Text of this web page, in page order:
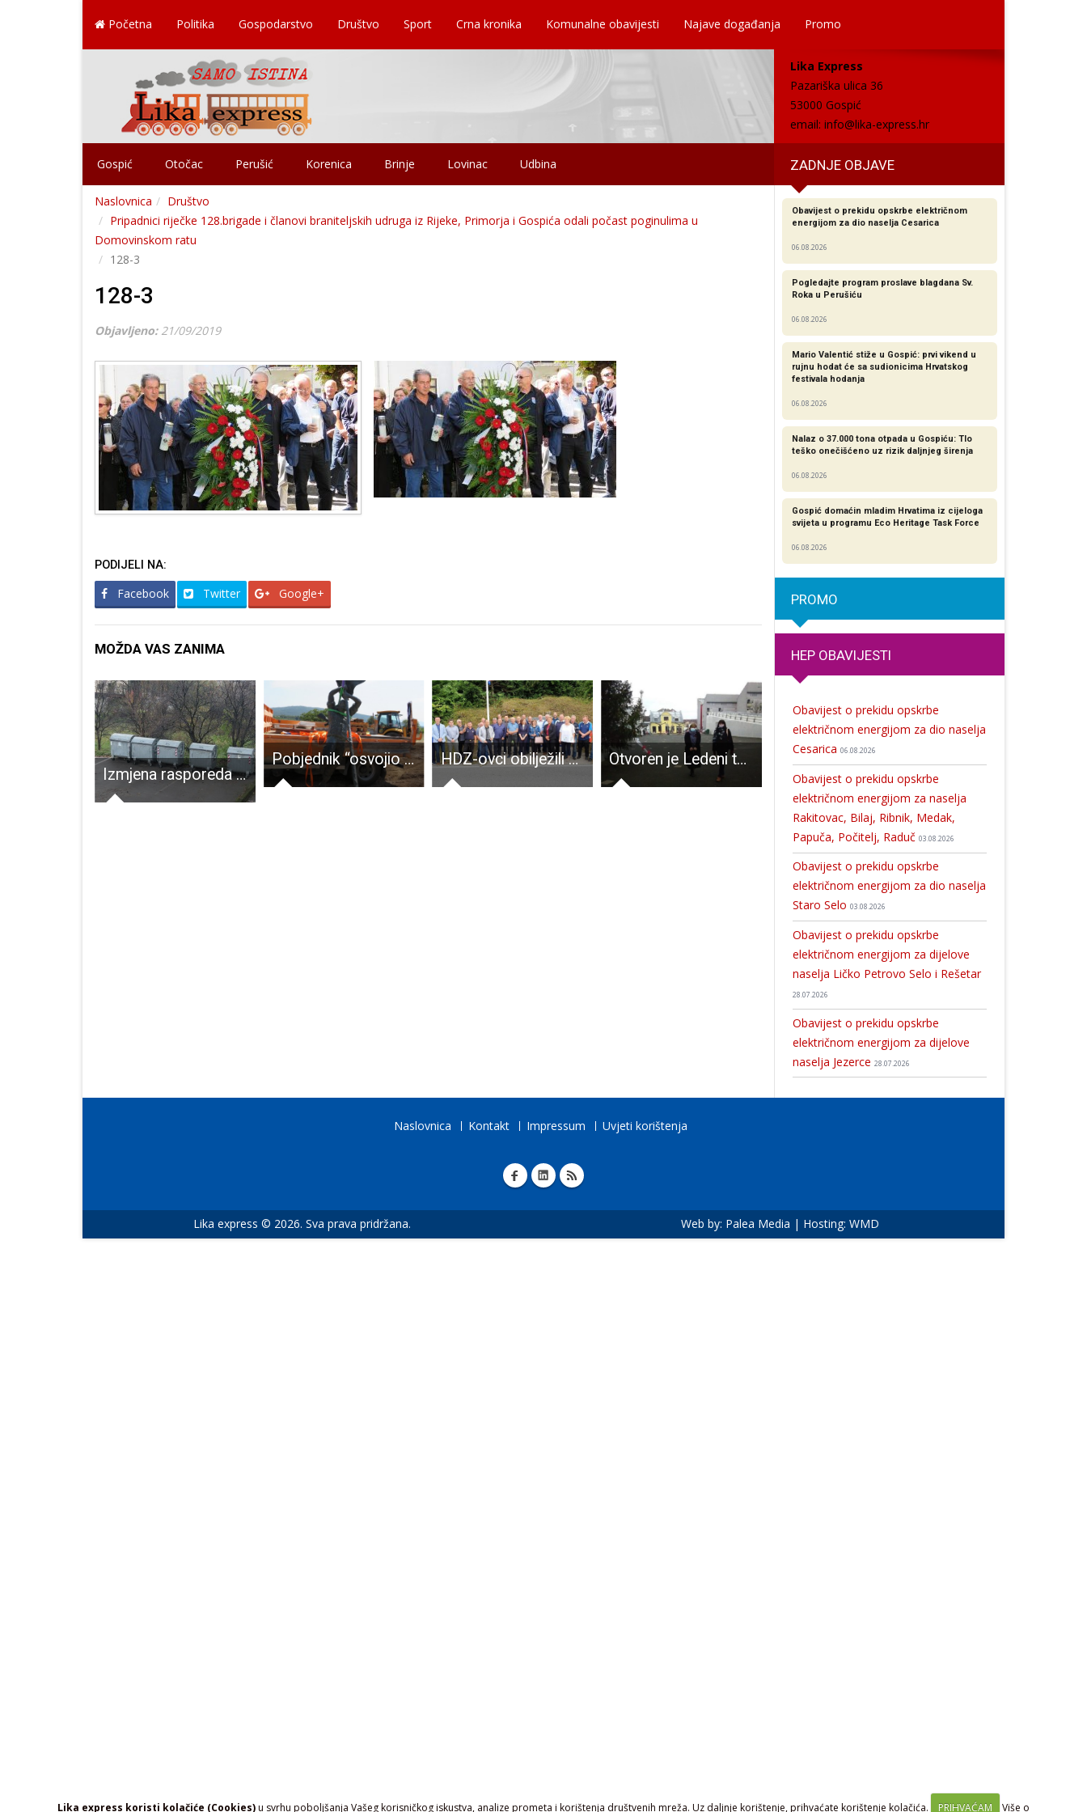
Lika express koristi kolačiće (Cookies)u svrhu poboljšanja Vašeg korisničkog iskustva, analize prometa i korištenja društvenih mreža. Uz daljnje korištenje, prihvaćate korištenje kolačića. PRIHVAĆAM Više o
Početna Politika Gospodarstvo Društvo Sport Crna kronika Komunalne obavijesti Najave događanja Promo
Lika Express
Pazariška ulica 36
53000 Gospić
email: info@lika-express.hr
Gospić Otočac Perušić Korenica Brinje Lovinac Udbina ZADNJE OBJAVE
Naslovnica
Društvo
Pripadnici riječke 128.brigade i članovi braniteljskih udruga iz Rijeke, Primorja i Gospića odali počast poginulima u
Domovinskom ratu
128-3
128-3
Objavljeno: 21/09/2019
PODIJELI NA:
Facebook Twitter Google+
MOŽDA VAS ZANIMA
Izmjena rasporeda odvoza mješanog komunalnog otpada
Pobjednik “osvojio ” Ljubovo!!! HDZ-ovci obilježili Velebitski ustanak Otvoren je Ledeni tobogan – 30 m duga zimska atrakcija koju do sada nismo imali prilike vidjeti u Gospiću.
Obavijest o prekidu opskrbe električnom
energijom za dio naselja Cesarica
06.08.2026
Pogledajte program proslave blagdana Sv.
Roka u Perušiću
06.08.2026
Mario Valentić stiže u Gospić: prvi vikend u
rujnu hodat će sa sudionicima Hrvatskog
festivala hodanja
06.08.2026
Nalaz o 37.000 tona otpada u Gospiću: Tlo
teško onečišćeno uz rizik daljnjeg širenja
06.08.2026
Gospić domaćin mladim Hrvatima iz cijeloga
svijeta u programu Eco Heritage Task Force
06.08.2026
PROMO
HEP OBAVIJESTI
Obavijest o prekidu opskrbe
električnom energijom za dio naselja
Cesarica 06.08.2026
Obavijest o prekidu opskrbe
električnom energijom za naselja
Rakitovac, Bilaj, Ribnik, Medak,
Papuča, Počitelj, Raduč 03.08.2026
Obavijest o prekidu opskrbe
električnom energijom za dio naselja
Staro Selo 03.08.2026
Obavijest o prekidu opskrbe
električnom energijom za dijelove
naselja Ličko Petrovo Selo i Rešetar
28.07.2026
Obavijest o prekidu opskrbe
električnom energijom za dijelove
naselja Jezerce 28.07.2026
Naslovnica Kontakt Impressum Uvjeti korištenja
Lika express © 2026. Sva prava pridržana. Web by: Palea Media | Hosting: WMD